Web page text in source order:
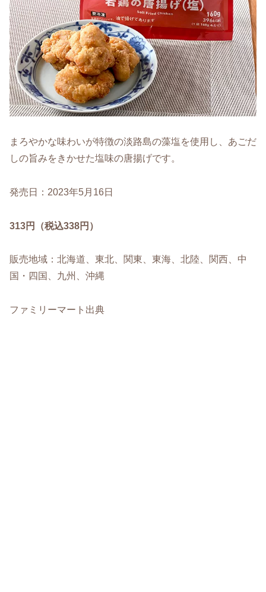
まろやかな味わいが特徴の淡路島の藻塩を使用し、あごだ
しの旨みをきかせた塩味の唐揚げです。
発売日：2023年5月16日
313円（税込338円）
販売地域：北海道、東北、関東、東海、北陸、関西、中
国・四国、九州、沖縄
ファミリーマート出典